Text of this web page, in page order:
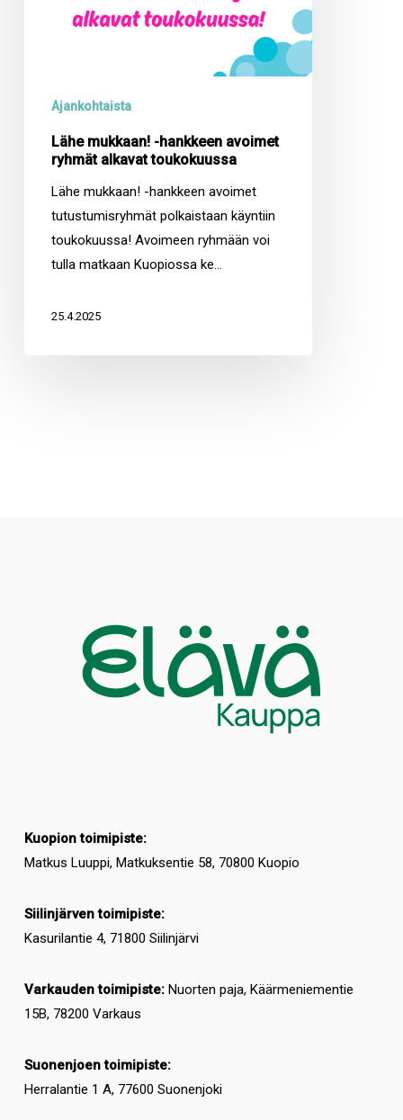
Ajankohtaista
Lähe mukkaan! -hankkeen avoimet
ryhmät alkavat toukokuussa
Lähe mukkaan! -hankkeen avoimet
tutustumisryhmät polkaistaan käyntiin
toukokuussa! Avoimeen ryhmään voi
tulla matkaan Kuopiossa ke…
25.4.2025
Kuopion toimipiste:
Matkus Luuppi, Matkuksentie 58, 70800 Kuopio
Siilinjärven toimipiste:
Kasurilantie 4, 71800 Siilinjärvi
Varkauden toimipiste:Nuorten paja, Käärmeniementie
15B, 78200 Varkaus
Suonenjoen toimipiste:
Herralantie 1 A, 77600 Suonenjoki